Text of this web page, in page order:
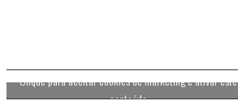
Clique para aceitar cookies de marketing e ativar este
conteúdo